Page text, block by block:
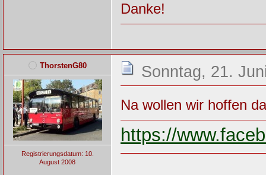
Danke!
ThorstenG80
Registrierungsdatum: 10.
August 2008
Sonntag, 21.
Na wollen wir hoffen
https://